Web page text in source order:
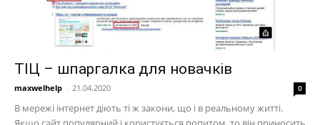
ТІЦ – шпаргалка для новачків
maxwelhelp - 21.04.2020 0
В мережі інтернет діють ті ж закони, що і в реальному житті.